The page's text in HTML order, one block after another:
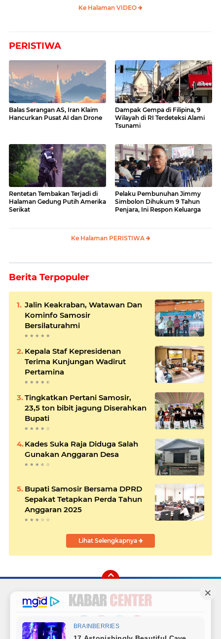
Ke Halaman VIDEO
PERISTIWA
Balas Serangan AS, Iran Klaim
Hancurkan Pusat AI dan Drone
Dampak Gempa di Filipina, 9
Wilayah di RI Terdeteksi Alami
Tsunami
Rentetan Tembakan Terjadi di
Halaman Gedung Putih Amerika
Serikat
Pelaku Pembunuhan Jimmy
Simbolon Dihukum 9 Tahun
Penjara, Ini Respon Keluarga
Ke Halaman PERISTIWA
Berita Terpopuler
Jalin Keakraban, Watawan Dan
Kominfo Samosir
Bersilaturahmi
Kepala Staf Kepresidenan
Terima Kunjungan Wadirut
Pertamina
Tingkatkan Pertani Samosir,
23,5 ton bibit jagung Diserahkan
Bupati
Kades Suka Raja Diduga Salah
Gunakan Anggaran Desa
Bupati Samosir Bersama DPRD
Sepakat Tetapkan Perda Tahun
Anggaran 2025
Lihat Selengkapnya
FacebookInstagram
TwitterYouTube